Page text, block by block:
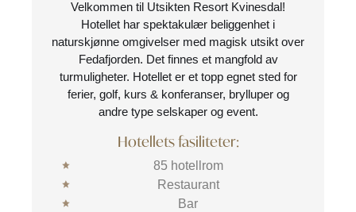
Velkommen til Utsikten Resort Kvinesdal!
Hotellet har spektakulær beliggenhet i
naturskjønne omgivelser med magisk utsikt over
Fedafjorden. Det finnes et mangfold av
turmuligheter. Hotellet er et topp egnet sted for
ferier, golf, kurs & konferanser, brylluper og
andre type selskaper og event.
Hotellets fasiliteter:
85 hotellrom
Restaurant
Bar